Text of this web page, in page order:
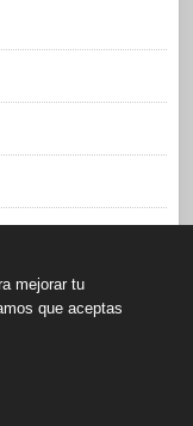
mejorar tu
que aceptas